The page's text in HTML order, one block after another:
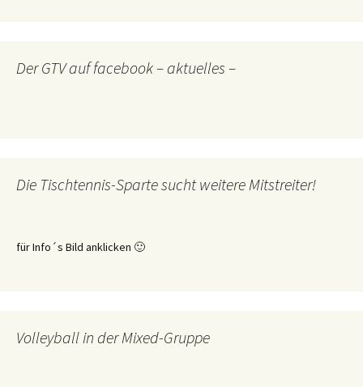
Der GTV auf facebook – aktuelles –
Die Tischtennis-Sparte sucht weitere Mitstreiter!
für Info´s Bild anklicken 🙂
Volleyball in der Mixed-Gruppe